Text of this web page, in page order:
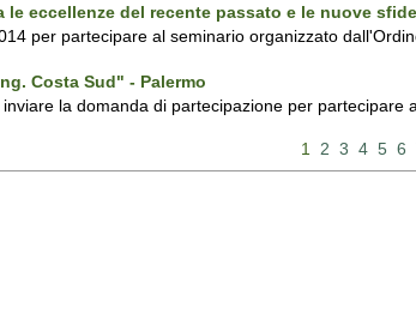
eccellenze del recente passato e le nuove
per partecipare al seminario organizzato
Costa Sud" - Palermo
la domanda di partecipazione per
1 2 3 4 5 6